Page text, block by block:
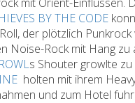
BY THE CODE
der plötzlich
Noise-Rock mit Hang
s Shouter growlte
holten mit ihrem
und zum Hotel